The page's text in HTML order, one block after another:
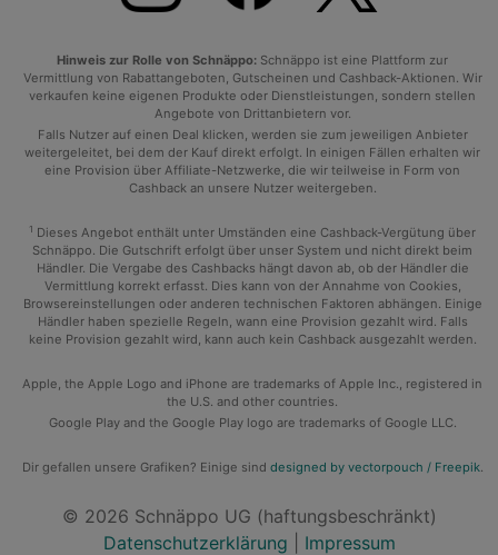
Hinweis zur Rolle von Schnäppo: Schnäppo ist eine Plattform zur
Vermittlung von Rabattangeboten, Gutscheinen und Cashback-Aktionen. Wir
verkaufen keine eigenen Produkte oder Dienstleistungen, sondern stellen
Angebote von Drittanbietern vor.
Falls Nutzer auf einen Deal klicken, werden sie zum jeweiligen Anbieter
weitergeleitet, bei dem der Kauf direkt erfolgt. In einigen Fällen erhalten wir
eine Provision über Affiliate-Netzwerke, die wir teilweise in Form von
Cashback an unsere Nutzer weitergeben.
1 Dieses Angebot enthält unter Umständen eine Cashback-Vergütung über
Schnäppo. Die Gutschrift erfolgt über unser System und nicht direkt beim
Händler. Die Vergabe des Cashbacks hängt davon ab, ob der Händler die
Vermittlung korrekt erfasst. Dies kann von der Annahme von Cookies,
Browsereinstellungen oder anderen technischen Faktoren abhängen. Einige
Händler haben spezielle Regeln, wann eine Provision gezahlt wird. Falls
keine Provision gezahlt wird, kann auch kein Cashback ausgezahlt werden.
Apple, the Apple Logo and iPhone are trademarks of Apple Inc., registered in
the U.S. and other countries.
Google Play and the Google Play logo are trademarks of Google LLC.
Dir gefallen unsere Grafiken? Einige sind designed by vectorpouch / Freepik.
© 2026 Schnäppo UG (haftungsbeschränkt)
Datenschutzerklärung
Impressum